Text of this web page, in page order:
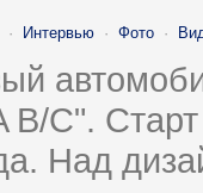
· Интервью · Фото ·
C".
Над